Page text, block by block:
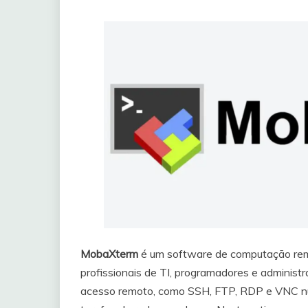
MobaXterm é um software de computação
profissionais de TI, programadores e
acesso remoto, como SSH, FTP, RDP e VNC